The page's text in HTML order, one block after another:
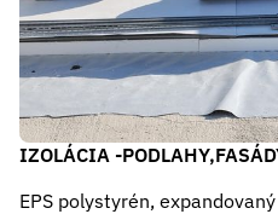
IZOLÁCIA -
EPS polystyrén,